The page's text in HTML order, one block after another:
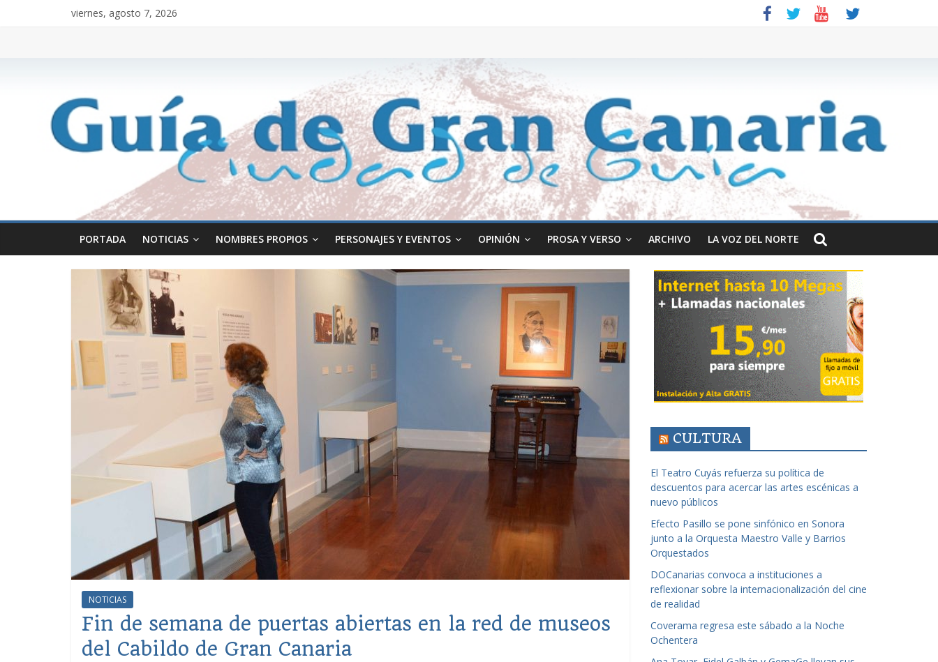
viernes, agosto 7, 2026
PORTADA NOTICIAS NOMBRES PROPIOS PERSONAJES Y EVENTOS OPINIÓN PROSA Y VERSO ARCHIVO LA VOZ DEL NORTE
NOTICIAS
Fin de semana de puertas abiertas en la red de museos
del Cabildo de Gran Canaria
CULTURA
El Teatro Cuyás refuerza su política de
descuentos para acercar las artes escénicas a
nuevo públicos
Efecto Pasillo se pone sinfónico en Sonora
junto a la Orquesta Maestro Valle y Barrios
Orquestados
DOCanarias convoca a instituciones a
reflexionar sobre la internacionalización del cine
de realidad
Coverama regresa este sábado a la Noche
Ochentera